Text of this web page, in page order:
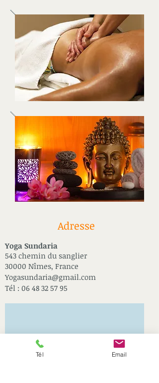
Adresse
Yoga Sundaria
543 chemin du sanglier
30000 Nîmes, France
Yogasundaria@gmail.com
Tél : 06 48 32 57 95
Tél Email